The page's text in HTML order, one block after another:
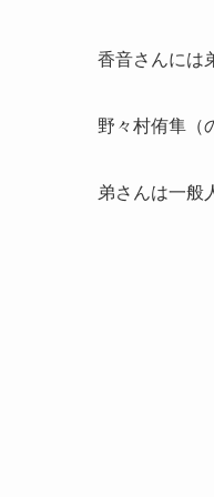
香音さんには
野々村侑隼（
弟さんは一般